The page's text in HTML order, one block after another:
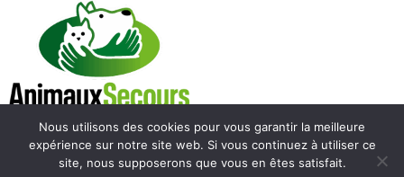
Nous utilisons des cookies pour vous garantir la meilleure
expérience sur notre site web. Si vous continuez à utiliser ce
site, nous supposerons que vous en êtes satisfait.